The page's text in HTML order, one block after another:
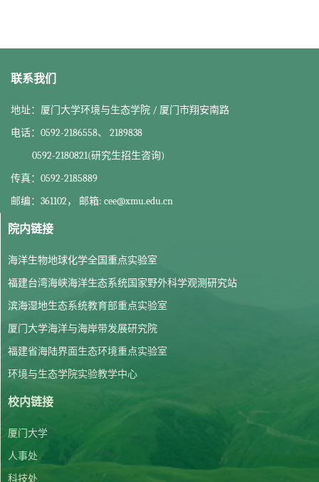
联系我们
地址：厦门大学环境与生态学院 / 厦门市翔安南路
电话：0592-2186558、 2189838
0592-2180821(研究生招生咨询)
传真：0592-2185889
邮编：361102， 邮箱: cee@xmu.edu.cn
院内链接
海洋生物地球化学全国重点实验室
福建台湾海峡海洋生态系统国家野外科学观测研究站
滨海湿地生态系统教育部重点实验室
厦门大学海洋与海岸带发展研究院
福建省海陆界面生态环境重点实验室
环境与生态学院实验教学中心
校内链接
厦门大学
人事处
科技处